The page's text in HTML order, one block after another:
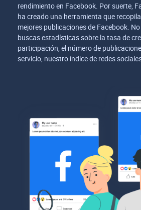
rendimiento en Facebook. Por suerte,
ha creado una herramienta que
mejores publicaciones de Facebook.
buscas estadísticas sobre la tasa de
participación, el número de
servicio, nuestro índice de redes